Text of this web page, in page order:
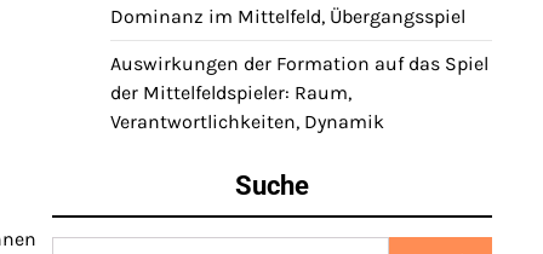
Dominanz im Mittelfeld, Übergangsspiel
Auswirkungen der Formation auf das Spiel
der Mittelfeldspieler: Raum,
Verantwortlichkeiten, Dynamik
Suche